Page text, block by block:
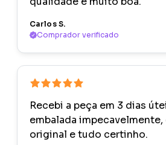
Carlos S.
Comprador verificado
Recebi a peça em 3 dias
embalada impecavelmente,
original e tudo certinho.